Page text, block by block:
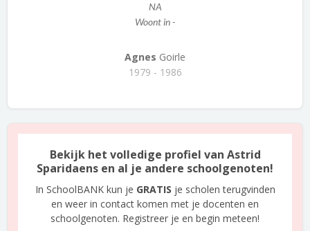
NA
Woont in -
Agnes Goirle
1979 - 1986
Bekijk het volledige profiel van Astrid
Sparidaens en al je andere schoolgenoten!
In SchoolBANK kun je GRATIS je scholen terugvinden
en weer in contact komen met je docenten en
schoolgenoten. Registreer je en begin meteen!